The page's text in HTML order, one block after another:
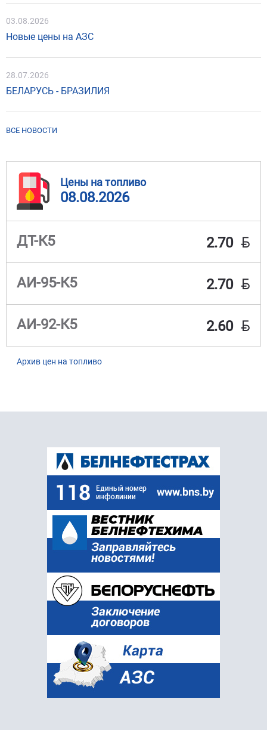
03.08.2026
Новые цены на АЗС
28.07.2026
БЕЛАРУСЬ - БРАЗИЛИЯ
ВСЕ НОВОСТИ
Цены на топливо
08.08.2026
ДТ-К5 2.70 BYN
АИ-95-К5 2.70 BYN
АИ-92-К5 2.60 BYN
Архив цен на топливо